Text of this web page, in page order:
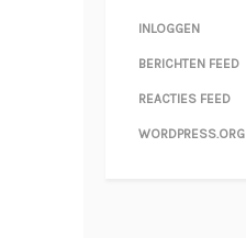
INLOGGEN
BERICHTEN FEED
REACTIES FEED
WORDPRESS.ORG